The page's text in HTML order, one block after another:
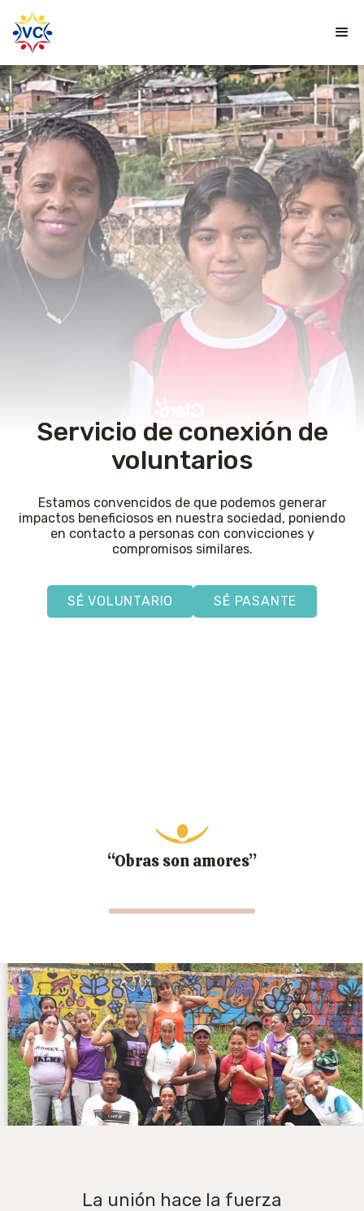
Servicio de conexión de
voluntarios
Estamos convencidos de que podemos generar
impactos beneficiosos en nuestra sociedad, poniendo
en contacto a personas con convicciones y
compromisos similares.
SÉ VOLUNTARIO SÉ PASANTE
“Obras son amores”
La unión hace la fuerza